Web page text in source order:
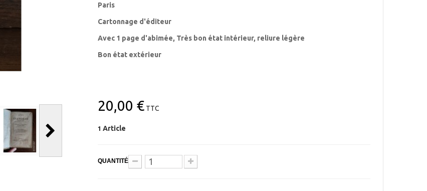
Paris
Cartonnage d'éditeur
Avec 1 page d'abimée, Très bon état intérieur, reliure légère
Bon état extérieur
20,00 € TTC
1 Article
QUANTITÉ